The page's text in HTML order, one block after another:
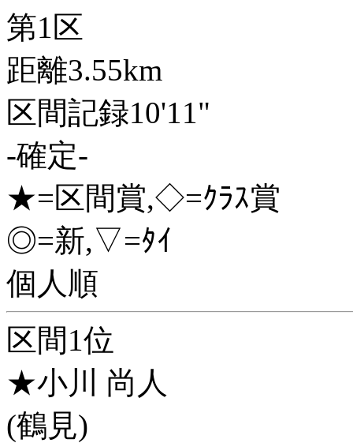
第1区
距離3.55km
区間記録10'11"
-確定-
★=区間賞,◇=ｸﾗｽ賞
◎=新,▽=ﾀｲ
個人順
区間1位
★小川 尚人
(鶴見)